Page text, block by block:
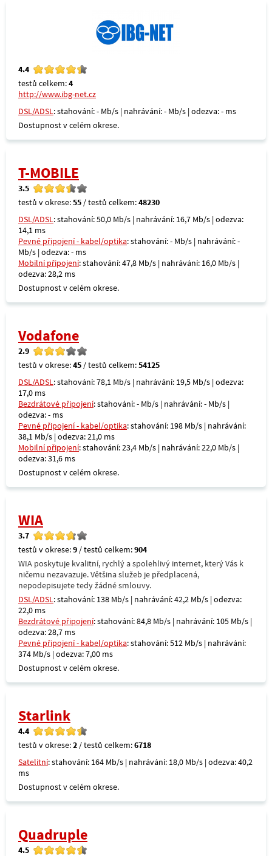
4.4
testů celkem:4
http://www.ibg-net.cz
DSL/ADSL: stahování: - Mb/s | nahrávání: - Mb/s | odezva: - ms
Dostupnost v celém okrese.
T-MOBILE
3.5
testů v okrese:55 / testů celkem:48230
DSL/ADSL: stahování: 50,0 Mb/s | nahrávání: 16,7 Mb/s | odezva:
14,1 ms
Pevné připojení - kabel/optika: stahování: - Mb/s | nahrávání: -
Mb/s | odezva: - ms
Mobilní připojení: stahování: 47,8 Mb/s | nahrávání: 16,0 Mb/s |
odezva: 28,2 ms
Dostupnost v celém okrese.
Vodafone
2.9
testů v okrese:45 / testů celkem:54125
DSL/ADSL: stahování: 78,1 Mb/s | nahrávání: 19,5 Mb/s | odezva:
17,0 ms
Bezdrátové připojení: stahování: - Mb/s | nahrávání: - Mb/s |
odezva: - ms
Pevné připojení - kabel/optika: stahování: 198 Mb/s | nahrávání:
38,1 Mb/s | odezva: 21,0 ms
Mobilní připojení: stahování: 23,4 Mb/s | nahrávání: 22,0 Mb/s |
odezva: 31,6 ms
Dostupnost v celém okrese.
WIA
3.7
testů v okrese:9 / testů celkem:904
WIA poskytuje kvalitní, rychlý a spolehlivý internet, který Vás k
ničemu nezavazuje. Většina služeb je předplacená,
nepodepisujete tedy žádné smlouvy.
DSL/ADSL: stahování: 138 Mb/s | nahrávání: 42,2 Mb/s | odezva:
22,0 ms
Bezdrátové připojení: stahování: 84,8 Mb/s | nahrávání: 105 Mb/s |
odezva: 28,7 ms
Pevné připojení - kabel/optika: stahování: 512 Mb/s | nahrávání:
374 Mb/s | odezva: 7,00 ms
Dostupnost v celém okrese.
Starlink
4.4
testů v okrese:2 / testů celkem:6718
Satelitní: stahování: 164 Mb/s | nahrávání: 18,0 Mb/s | odezva: 40,2
ms
Dostupnost v celém okrese.
Quadruple
4.5